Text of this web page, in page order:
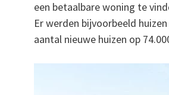
een betaalbare woning te
Er werden bijvoorbeeld
aantal nieuwe huizen op